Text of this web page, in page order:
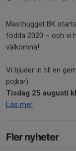
Masthugget BK
födda 2020 – och vi
välkomna!
Vi bjuder in till en
pojkar):
Tisdag 25 augusti
Läs mer
Fler nyheter